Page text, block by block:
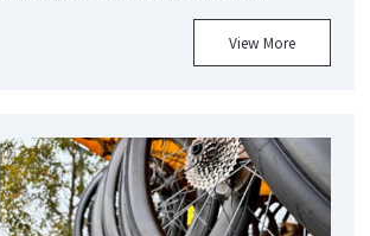
View More